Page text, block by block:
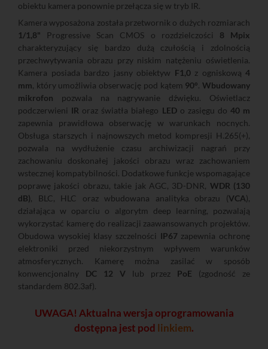
obiektu kamera ponownie przełącza się w tryb IR.
Kamera wyposażona została przetwornik o dużych rozmiarach
1/1,8" Progressive Scan CMOS o rozdzielczości 8 Mpix
charakteryzujący się bardzo dużą czułością i zdolnością
przechwytywania obrazu przy niskim natężeniu oświetlenia.
Kamera posiada bardzo jasny obiektyw F1,0z ogniskową 4
mm, który umożliwia obserwację pod kątem 90°.Wbudowany
mikrofon pozwala na nagrywanie dźwięku. Oświetlacz
podczerwieni IR oraz światła białego LEDo zasięgu do 40 m
zapewnia prawidłowa obserwację w warunkach nocnych.
Obsługa starszych i najnowszych metod kompresji H.265(+),
pozwala na wydłużenie czasu archiwizacji nagrań przy
zachowaniu doskonałej jakości obrazu wraz zachowaniem
wstecznej kompatybilności. Dodatkowe funkcje wspomagające
poprawę jakości obrazu, takie jak AGC, 3D-DNR, WDR (130
dB), BLC, HLC oraz wbudowana analityka obrazu (VCA),
działająca w oparciu o algorytm deep learning, pozwalają
wykorzystać kamerę do realizacji zaawansowanych projektów.
Obudowa wysokiej klasy szczelności IP67 zapewnia ochronę
elektroniki przed niekorzystnym wpływem warunków
atmosferycznych. Kamerę można zasilać w sposób
konwencjonalny DC 12 V lub przez PoE (zgodność ze
standardem 802.3af).
UWAGA! Aktualna wersja oprogramowania
dostępna jest pod linkiem.